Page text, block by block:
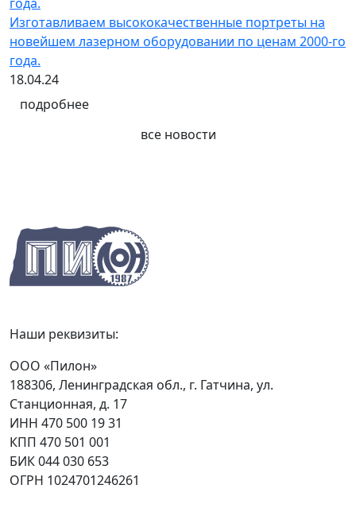
Изготавливаем высококачественные портреты на
новейшем лазерном оборудовании по ценам 2000-го
года.
18.04.24
подробнее
все новости
Наши реквизиты:
ООО «Пилон»
188306, Ленинградская обл., г. Гатчина, ул.
Станционная, д. 17
ИНН 470 500 19 31
КПП 470 501 001
БИК 044 030 653
ОГРН 1024701246261